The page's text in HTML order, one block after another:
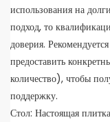
использования на
подход, то
доверия.
предоставить
количество), чтобы
поддержку.
Стол: Настоящая